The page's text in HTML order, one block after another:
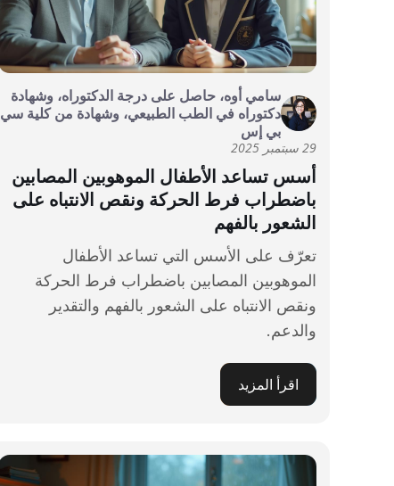
سامي أوه، حاصل على درجة الدكتوراه، وشهادة
دكتوراه في الطب الطبيعي، وشهادة من كلية سي
بي إس
29 سبتمبر 2025
أسس تساعد الأطفال الموهوبين المصابين
باضطراب فرط الحركة ونقص الانتباه على
الشعور بالفهم
تعرّف على الأسس التي تساعد الأطفال
الموهوبين المصابين باضطراب فرط الحركة
ونقص الانتباه على الشعور بالفهم والتقدير
والدعم.
اقرأ المزيد